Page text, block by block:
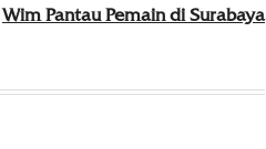
Wim Pantau Pemain di Surabaya